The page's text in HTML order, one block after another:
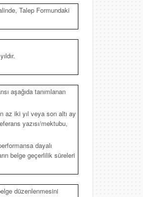
Talep Formundaki
aşağıda tanımlanan
az iki yıl veya son altı ay
yazısı/mektubu,
dayalı
belge geçerlilik süreleri
düzenlenmesini